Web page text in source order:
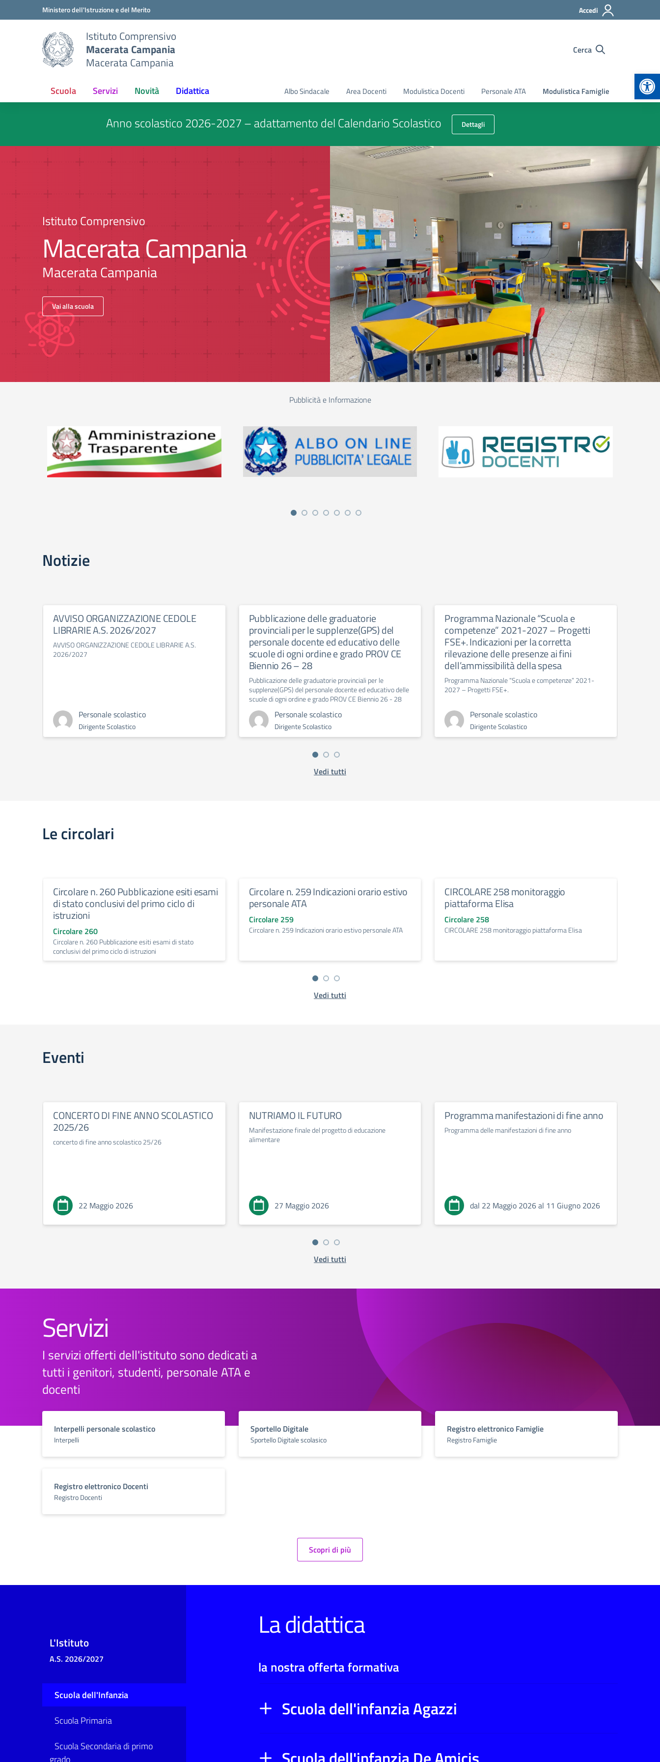
Vai ai contenuti
Vai al menu di navigazioneMinistero dell'Istruzione e del Merito Accedi
Istituto Comprensivo
Macerata Campania
Macerata Campania
Cerca
Scuola Servizi Novità Didattica Albo Sindacale Area Docenti Modulistica Docenti Personale ATA Modulistica Famiglie
Anno scolastico 2026-2027 – adattamento del Calendario Scolastico Dettagli
Istituto Comprensivo
Macerata Campania
Macerata Campania
Vai alla scuola
Pubblicità e Informazione
Notizie
AVVISO ORGANIZZAZIONE CEDOLE
LIBRARIE A.S. 2026/2027
AVVISO ORGANIZZAZIONE CEDOLE LIBRARIE A.S.
2026/2027
Personale scolastico
Dirigente Scolastico
Pubblicazione delle graduatorie
provinciali per le supplenze(GPS) del
personale docente ed educativo delle
scuole di ogni ordine e grado PROV CE
Biennio 26 – 28
Pubblicazione delle graduatorie provinciali per le
supplenze(GPS) del personale docente ed educativo delle
scuole di ogni ordine e grado PROV CE Biennio 26 - 28
Personale scolastico
Dirigente Scolastico
Programma Nazionale “Scuola e
competenze” 2021-2027 – Progetti
FSE+. Indicazioni per la corretta
rilevazione delle presenze ai fini
dell’ammissibilità della spesa
Programma Nazionale “Scuola e competenze” 2021-
2027 – Progetti FSE+.
Personale scolastico
Dirigente Scolastico
Vedi tutti
Le circolari
Circolare n. 260 Pubblicazione esiti esami
di stato conclusivi del primo ciclo di
istruzioni
Circolare 260
Circolare n. 260 Pubblicazione esiti esami di stato
conclusivi del primo ciclo di istruzioni
Circolare n. 259 Indicazioni orario estivo
personale ATA
Circolare 259
Circolare n. 259 Indicazioni orario estivo personale ATA
CIRCOLARE 258 monitoraggio
piattaforma Elisa
Circolare 258
CIRCOLARE 258 monitoraggio piattaforma Elisa
Vedi tutti
Eventi
CONCERTO DI FINE ANNO SCOLASTICO
2025/26
concerto di fine anno scolastico 25/26
22 Maggio 2026
NUTRIAMO IL FUTURO
Manifestazione finale del progetto di educazione
alimentare
27 Maggio 2026
Programma manifestazioni di fine anno
Programma delle manifestazioni di fine anno
dal 22 Maggio 2026 al 11 Giugno 2026
Vedi tutti
Servizi
I servizi offerti dell'istituto sono dedicati a
tutti i genitori, studenti, personale ATA e
docenti
Interpelli personale scolastico
Interpelli
Sportello Digitale
Sportello Digitale scolasico
Registro elettronico Famiglie
Registro Famiglie
Registro elettronico Docenti
Registro Docenti
Scopri di più
La didattica
la nostra offerta formativa
L'Istituto
A.S. 2026/2027
Scuola dell'Infanzia
Scuola Primaria
Scuola Secondaria di primo
grado
Scuola dell'infanzia Agazzi